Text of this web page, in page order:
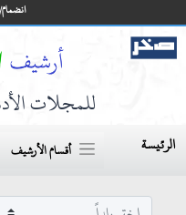
للمجلات
الرئيسة أقسام الأرشيف